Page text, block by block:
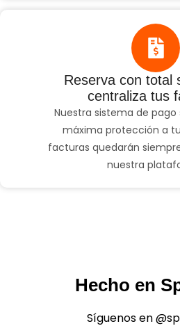
Reserva con total
centraliza tus
Nuestra sistema de pago
máxima protección a
facturas quedarán
nuestra
Hecho en
Síguenos en